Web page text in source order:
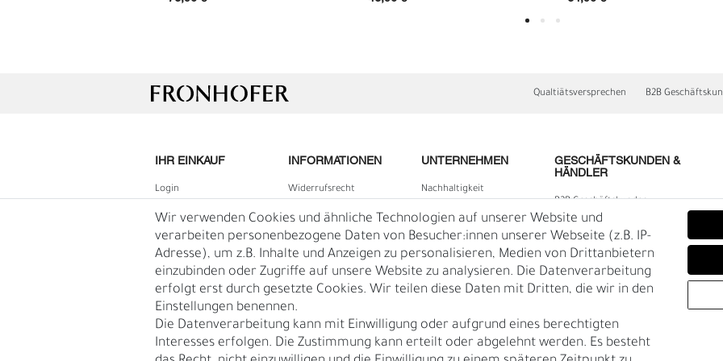
Ü L D F
Qualtiätsversprechen B2B
IHR EINKAUF
Login
B2B Login
Registrieren
Wunschliste
Warenkorb
Kasse
INFORMATIONEN
Widerrufs­recht
Impressum
Daten­schutz­erklärung
AGB
Blog
Vertrag
widerrufen
UNTERNEHMEN
Nachhaltigkeit
Kontakt
Über uns
Rückgabe
Gürtelgröße messen
GESCHÄFTSKUNDEN &
HÄNDLER
B2B Geschäftskunden
Wir verwenden Cookies und ähnliche Technologien auf unserer Website und
verarbeiten personenbezogene Daten von Besucher:innen unserer Webseite (z.B. IP-
Adresse), um z.B. Inhalte und Anzeigen zu personalisieren, Medien von Drittanbietern
einzubinden oder Zugriffe auf unsere Website zu analysieren. Die Datenverarbeitung
erfolgt erst durch gesetzte Cookies. Wir teilen diese Daten mit Dritten, die wir in den
Einstellungen benennen.
Die Datenverarbeitung kann mit Einwilligung oder aufgrund eines berechtigten
Interesses erfolgen. Die Zustimmung kann erteilt oder abgelehnt werden. Es besteht